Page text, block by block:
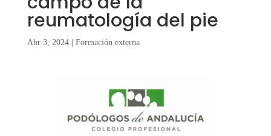
reumatología del pie
Abr 3, 2024| Formación externa